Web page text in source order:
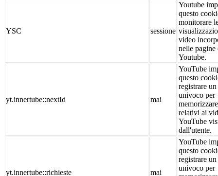
YSC sessione
Youtube
questo
monitorare
video
nelle pagine
Youtube.
yt.innertube::nextId mai
YouTube
questo
registrare
univoco per
relativi ai
YouTube
dall'utente.
yt.innertube::richieste mai
YouTube
questo
registrare
univoco per